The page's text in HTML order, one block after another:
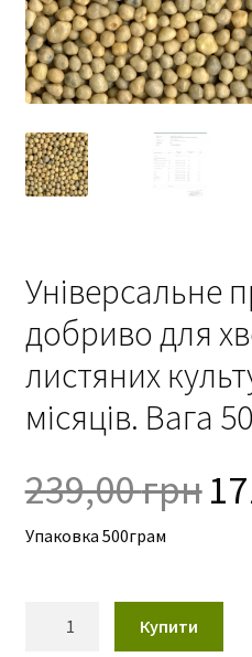
Розпродаж
Статті
Сертифікати
Кошик
Універсальне
добриво для
листяних
місяців. Вага
239,00грн
Упаковка 500грам
Купити